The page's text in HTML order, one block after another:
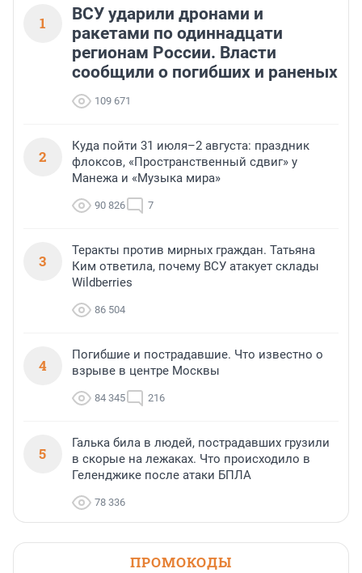
1
ВСУ ударили дронами и
ракетами по одиннадцати
регионам России. Власти
сообщили о погибших и раненых
109 671
2
Куда пойти 31 июля–2 августа: праздник
флоксов, «Пространственный сдвиг» у
Манежа и «Музыка мира»
90 826 7
3
Теракты против мирных граждан. Татьяна
Ким ответила, почему ВСУ атакует склады
Wildberries
86 504
4
Погибшие и пострадавшие. Что известно о
взрыве в центре Москвы
84 345 216
5
Галька била в людей, пострадавших грузили
в скорые на лежаках. Что происходило в
Геленджике после атаки БПЛА
78 336
ПРОМОКОДЫ